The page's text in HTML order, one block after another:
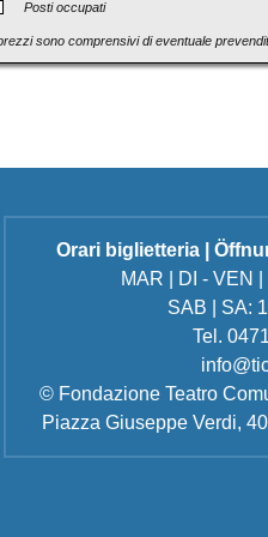
Posti occupati
sono comprensivi di eventuale
Orari biglietteria |
MAR | DI - VEN
SAB | SA:
Tel.
© Fondazione Teatro
Piazza Giuseppe Verdi,